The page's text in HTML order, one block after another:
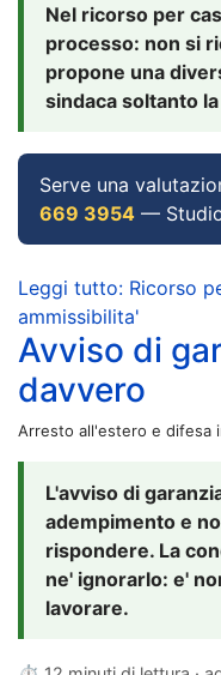
Nel ricorso per
processo: non si
propone una
sindaca soltanto
Serve una
669 3954 —
Leggi tutto: Ricorso
ammissibilita'
Avviso di
davvero
Arresto all'estero e difesa
L'avviso di
adempimento e
rispondere. La
ne' ignorarlo: e'
lavorare.